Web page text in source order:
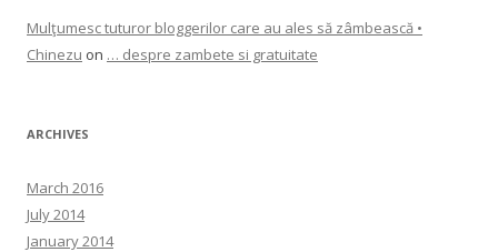
Mulţumesc tuturor bloggerilor care au ales să zâmbească •
Chinezu on … despre zambete si gratuitate
ARCHIVES
March 2016
July 2014
January 2014